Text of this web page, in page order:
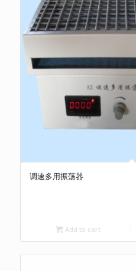
调速多用振荡器
Add to cart